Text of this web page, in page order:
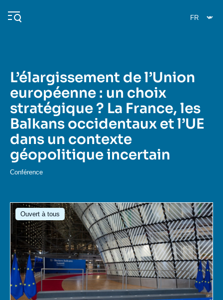
au
contenu
Navigation
principale
L'Ifri
Analyses
Événements
Se connecter
Nous soutenir
À propos de l'Ifri Recherches fréquentes
L’élargissement de l’Union
européenne : un choix
stratégique ? La France, les
Balkans occidentaux et l’UE
dans un contexte
géopolitique incertain
Conférence
Ouvert à tous
Image